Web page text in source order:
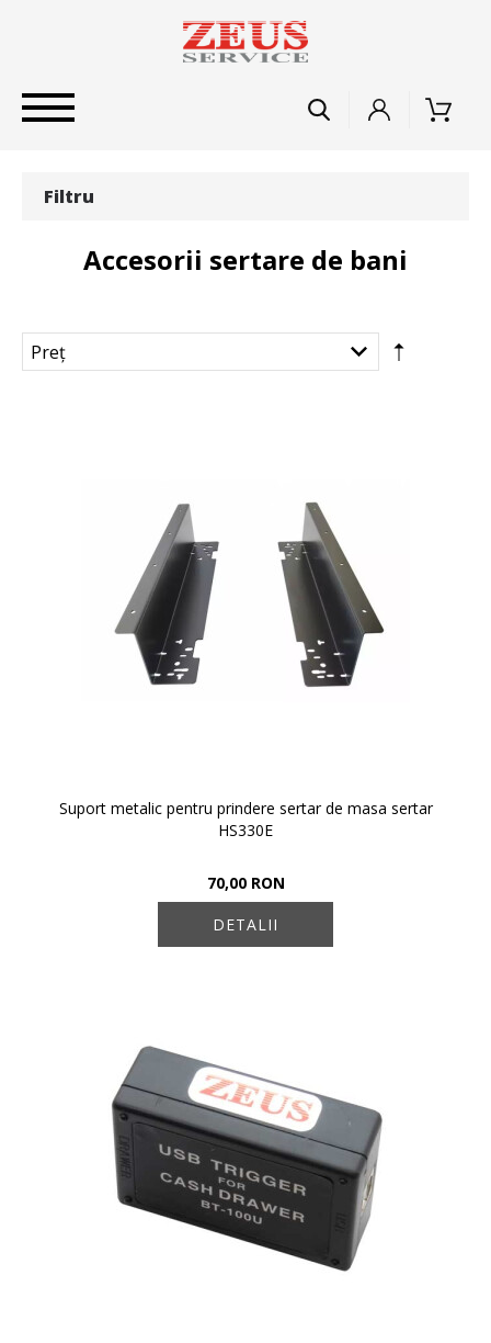
Filtru
Accesorii sertare de bani
Suport metalic pentru prindere sertar de masa sertar
HS330E
70,00 RON
DETALII